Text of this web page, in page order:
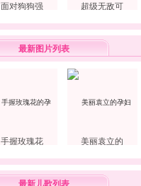
面对狗狗强 超级无敌可
最新图片列表
手握玫瑰花 美丽袁立的
最新儿歌列表